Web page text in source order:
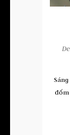
đốm